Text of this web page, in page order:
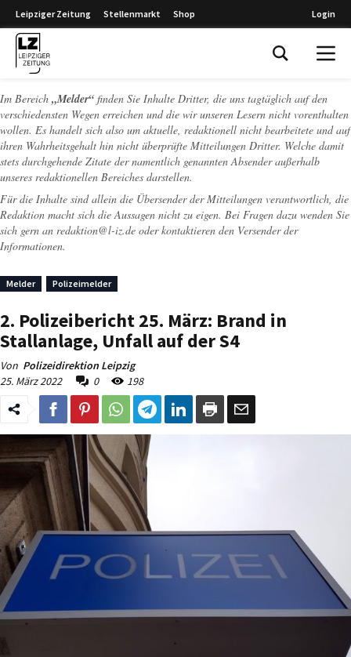
Leipziger Zeitung Stellenmarkt Shop Login
Im Bereich „Melder“ finden Sie Inhalte Dritter, die uns tagtäglich auf den
verschiedensten Wegen erreichen und die wir unseren Lesern nicht vorenthalten
wollen. Es handelt sich also um aktuelle, redaktionell nicht bearbeitete und auf
ihren Wahrheitsgehalt hin nicht überprüfte Mitteilungen Dritter. Welche damit
stets durchgehende Zitate der namentlich genannten Absender außerhalb
unseres redaktionellen Bereiches darstellen.
Für die Inhalte sind allein die Übersender der Mitteilungen verantwortlich, die
Redaktion macht sich die Aussagen nicht zu eigen. Bei Fragen dazu wenden Sie
sich gern an redaktion@l-iz.de oder kontaktieren den Versender der
Informationen.
Melder Polizeimelder
2. Polizeibericht 25. März: Brand in
Stallanlage, Unfall auf der S4
Von Polizeidirektion Leipzig
25. März 2022
0 198